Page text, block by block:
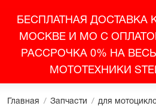
БЕСПЛАТНАЯ ДОСТАВКА
МОСКВЕ И МО С
РАССРОЧКА 0% НА
МОТОТЕХНИКИ
Главная / Запчасти / для